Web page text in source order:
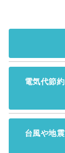
電気代節
台風や地